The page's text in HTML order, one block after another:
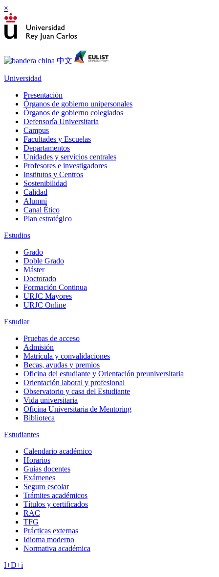
×
Universidad
Presentación
Órganos de gobierno unipersonales
Órganos de gobierno colegiados
Defensoría Universitaria
Campus
Facultades y Escuelas
Departamentos
Unidades y servicios centrales
Profesores e investigadores
Institutos y Centros
Sostenibilidad
Calidad
Alumni
Canal Ético
Plan estratégico
Estudios
Grado
Doble Grado
Máster
Doctorado
Formación Continua
URJC Mayores
URJC Online
Estudiar
Pruebas de acceso
Admisión
Matrícula y convalidaciones
Becas, ayudas y premios
Oficina del estudiante y Orientación preuniversitaria
Orientación laboral y profesional
Observatorio y casa del Estudiante
Vida universitaria
Oficina Universitaria de Mentoring
Biblioteca
Estudiantes
Calendario académico
Horarios
Guías docentes
Exámenes
Seguro escolar
Trámites académicos
Títulos y certificados
RAC
TFG
Prácticas externas
Idioma moderno
Normativa académica
I+D+i